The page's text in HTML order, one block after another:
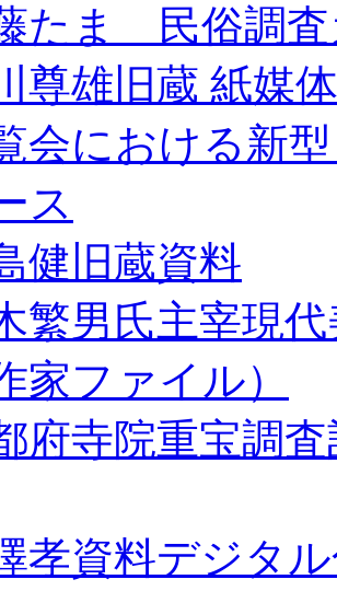
たま 民俗調査
尊雄旧蔵 紙媒
会における新
ス
健旧蔵資料
繁男氏主宰現
家ファイル）
府寺院重宝調
孝資料デジタ